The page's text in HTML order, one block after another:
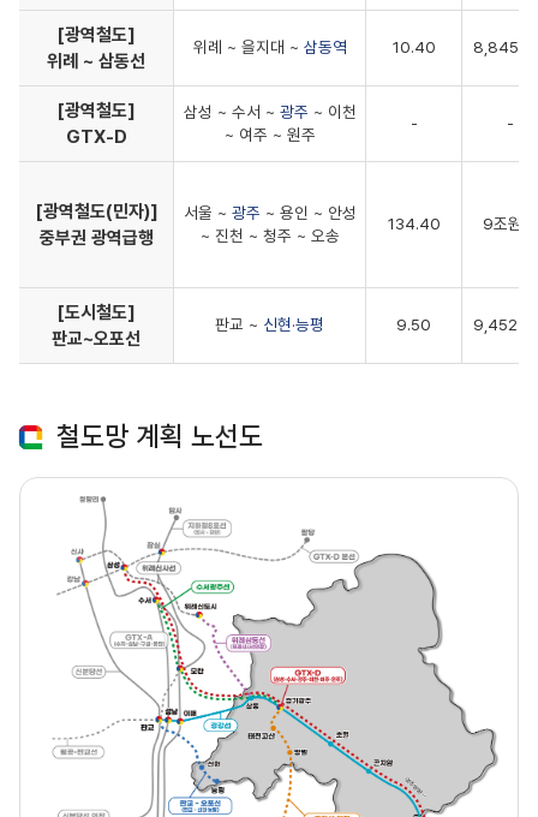
[광역철도]
위례 ~ 삼동선
위례 ~ 을지대 ~ 삼동역 10.40 8,845억
[광역철도]
GTX-D
삼성 ~ 수서 ~ 광주 ~ 이천
~ 여주 ~ 원주
- -
[광역철도(민자)]
중부권 광역급행
서울 ~ 광주 ~ 용인 ~ 안성
~ 진천 ~ 청주 ~ 오송
134.40 9조원대
[도시철도]
판교~오포선
판교 ~ 신현·능평 9.50 9,452억
철도망 계획 노선도